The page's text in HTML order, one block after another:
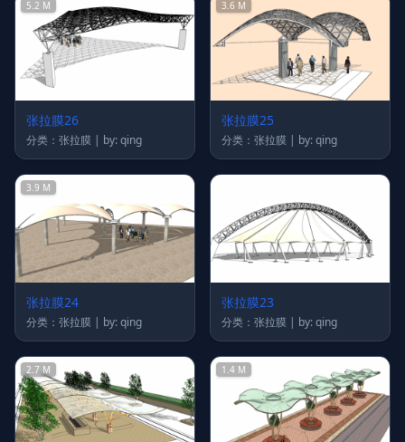
5.2 M
张拉膜26
分类：张拉膜 | by: qing
3.6 M
张拉膜25
分类：张拉膜 | by: qing
3.9 M
张拉膜24
分类：张拉膜 | by: qing
张拉膜23
分类：张拉膜 | by: qing
2.7 M 1.4 M